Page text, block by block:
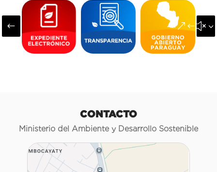
#
CONTACTO
Ministerio del Ambiente y Desarrollo Sostenible